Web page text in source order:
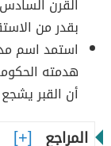
القرن
بقدر من
استمد اسم
هدمته
أن القبر
المراجع